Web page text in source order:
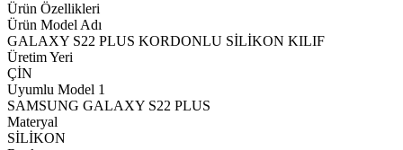
Ürün Özellikleri
Ürün Model Adı
GALAXY S22 PLUS KORDONLU SİLİKON KILIF
Üretim Yeri
ÇİN
Uyumlu Model 1
SAMSUNG GALAXY S22 PLUS
Materyal
SİLİKON